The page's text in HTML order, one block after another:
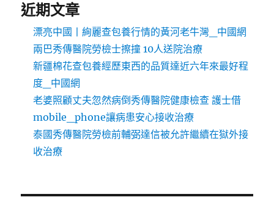
近期文章
漂亮中國丨絢麗查包養行情的黃河老牛灣_中國網
兩巴秀傳醫院勞檢士擦撞 10人送院治療
新疆棉花查包養經歷東西的品質達近六年來最好程
度_中國網
老婆照顧丈夫忽然病倒秀傳醫院健康檢查 護士借
mobile_phone讓病患安心接收治療
泰國秀傳醫院勞檢前輔弼達信被允許繼續在獄外接
收治療